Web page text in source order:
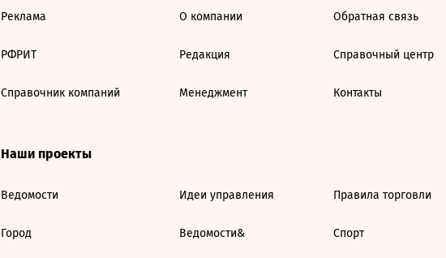
Реклама
РФРИТ
Справочник компаний
О компании
Редакция
Менеджмент
Обратная связь
Справочный центр
Контакты
Наши проекты
Ведомости
Город
Идеи управления
Ведомости&
Правила торговли
Спорт